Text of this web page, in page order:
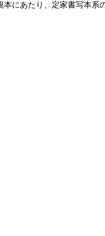
にあたり、定家書写本系